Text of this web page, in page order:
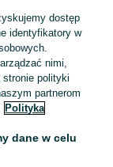
dostęp
identyfikatory w
nimi,
polityki
partnerom
Polityka
dane w celu